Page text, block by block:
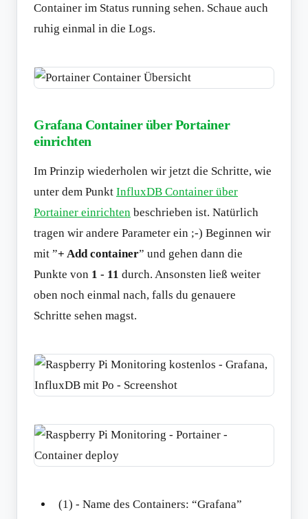
Container im Status running sehen. Schaue auch
ruhig einmal in die Logs.
Grafana Container über Portainer
einrichten
Im Prinzip wiederholen wir jetzt die Schritte, wie
unter dem Punkt InfluxDB Container über
Portainer einrichten beschrieben ist. Natürlich
tragen wir andere Parameter ein ;-) Beginnen wir
mit ”+ Add container” und gehen dann die
Punkte von 1 - 11 durch. Ansonsten ließ weiter
oben noch einmal nach, falls du genauere
Schritte sehen magst.
(1) - Name des Containers: “Grafana”